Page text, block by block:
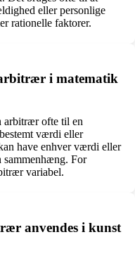
eller personlige
rationelle faktorer.
i matematik
arbitrær ofte til en
værdi eller
have enhver værdi eller
sammenhæng. For
variabel.
anvendes i kunst